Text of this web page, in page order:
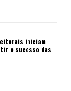
iniciam
o sucesso das